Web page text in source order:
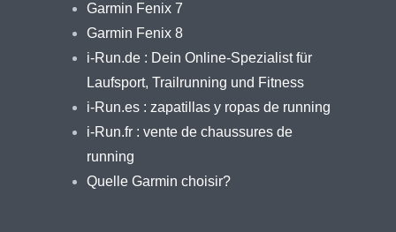
Garmin Fenix 7
Garmin Fenix 8
i-Run.de : Dein Online-Spezialist für
Laufsport, Trailrunning und Fitness
i-Run.es : zapatillas y ropas de running
i-Run.fr : vente de chaussures de
running
Quelle Garmin choisir?